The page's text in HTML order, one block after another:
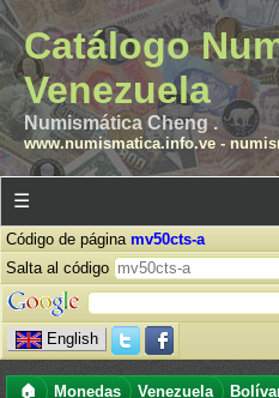
Catálogo
Venezuela
Numismática Cheng .
www.numismatica.info.ve-
☰
Código de página mv50cts-a
Salta al código
English
🏠 Monedas Venezuela